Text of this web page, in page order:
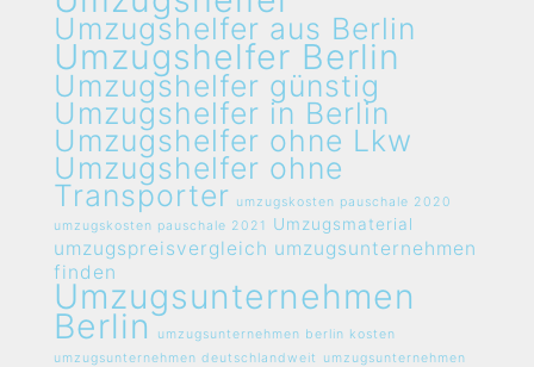
Umzugshelfer aus Berlin
Umzugshelfer Berlin
Umzugshelfer günstig
Umzugshelfer in Berlin
Umzugshelfer ohne Lkw
Umzugshelfer ohne
Transporter umzugskosten pauschale 2020
umzugskosten pauschale 2021
Umzugsmaterial
umzugspreisvergleich umzugsunternehmen
finden
Umzugsunternehmen
Berlin
umzugsunternehmen berlin kosten
umzugsunternehmen deutschlandweit
umzugsunternehmen